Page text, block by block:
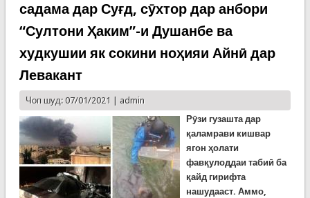
садама дар Суғд, сӯхтор дар анбори
“Султони Ҳаким”-и Душанбе ва
худкушии як сокини ноҳияи Айнӣ дар
Левакант
Чоп шуд: 07/01/2021 | admin
Рӯзи гузашта дар
қаламрави кишвар
ягон ҳолати
фавқулоддаи табиӣ ба
қайд гирифта
нашудааст. Аммо,